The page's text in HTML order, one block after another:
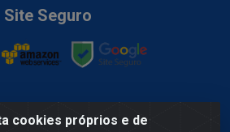
cookies próprios e de
Site Seguro